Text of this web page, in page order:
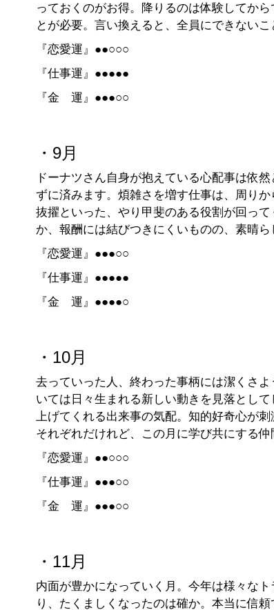
っておくのがお得。降りるのは体験してか
とが必要。言い換えると、全員にできない
『恋愛運』●●○○○
『仕事運』●●●●●
『金 運』●●●○○
・9月
ドーナツさん自身が抱えている心配事は依
ずに済みます。煩雑さを増す仕事は、周り
抜擢といった、やり甲斐のある役割が回っ
か、報酬には結びつきにくいものの、素晴
『恋愛運』●●●○○
『仕事運』●●●●●
『金 運』●●●●○
・10月
去っていった人、終わった事柄には潔くさ
いては日々生まれる新しい動きを見落とし
上げてくれる出来事の気配。知的好奇心が
それぞれだけれど、この月に学び共にする
『恋愛運』●●○○○
『仕事運』●●●○○
『金 運』●●●○○
・11月
内面が豊かになっていく月。今年は様々な
り、たくましくなったのは確か。本当に信